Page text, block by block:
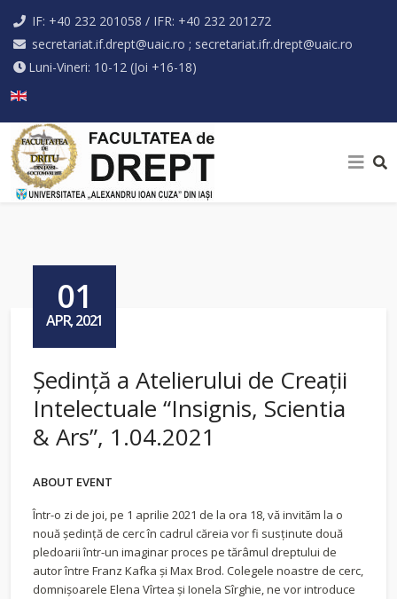
IF: +40 232 201058 / IFR: +40 232 201272
secretariat.if.drept@uaic.ro ; secretariat.ifr.drept@uaic.ro
Luni-Vineri: 10-12 (Joi +16-18)
01
APR, 2021
Ședință a Atelierului de Creații
Intelectuale “Insignis, Scientia
& Ars”, 1.04.2021
ABOUT EVENT
Într-o zi de joi, pe 1 aprilie 2021 de la ora 18, vă invităm la o
nouă ședință de cerc în cadrul căreia vor fi susținute două
pledoarii într-un imaginar proces pe tărâmul dreptului de
autor între Franz Kafka și Max Brod. Colegele noastre de cerc,
domnișoarele Elena Vîrtea și Ionela Sîrghie, ne vor introduce